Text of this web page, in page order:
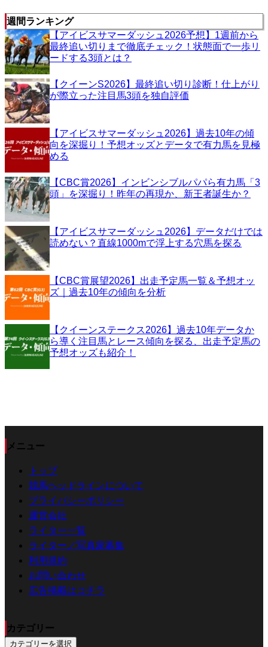
週間ランキング
【アイビスサマーダッシュ2026予想】1週前から
最終追い切りまで徹底チェック！状態面で一歩リ
ードする3頭とは？
【クイーンS2026】最終追い切り診断！仕上がり
が際立った注目馬3頭を独自評価
【アイビスサマーダッシュ2026】過去10年の傾
向を深掘り！予想オッズとデータで有力馬を見極
める
【CBC賞2026】インビンシブルパパら有力馬「3
頭」を深掘り！昨年の再現か、新王者誕生か？
【アイビスサマーダッシュ2026】データだけでは
読めない？直線1000mで浮上する穴馬を探る
【CBC賞展望2026】出走予定馬一覧＆予想オッ
ズ｜過去10年の傾向を分析
【クイーンステークス2026】過去10年データか
ら導く注目馬とレース傾向を探る、出走予定馬の
予想オッズも紹介！
メニュー
トップ
競馬ヘッドラインについて
プライバシーポリシー
運営会社
ライター一覧
ライター／写真家募集
利用規約
お問い合わせ
広告掲載はコチラ
カテゴリー
カテゴリーを選択